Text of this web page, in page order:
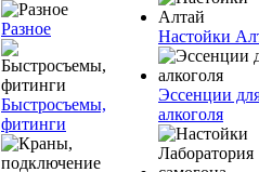
Разное
Быстросъемы,
фитинги
Настойки
Эссенции
алкоголя